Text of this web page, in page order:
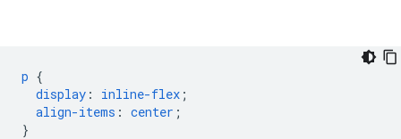
p {
display : inline-flex ;
align-items : center ;
}